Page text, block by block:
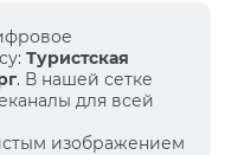
Туристская
. В нашей сетке
для всей
изображением